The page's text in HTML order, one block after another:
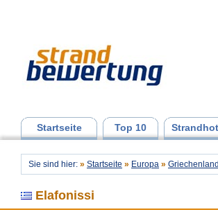
Startseite Top 10
Sie sind hier: » Startseite » Europa » Griechenland
Elafonissi